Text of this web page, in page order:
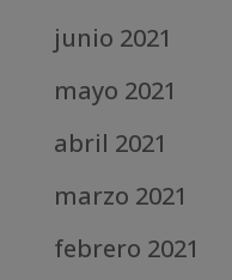
junio 2021
mayo 2021
abril 2021
marzo 2021
febrero 2021